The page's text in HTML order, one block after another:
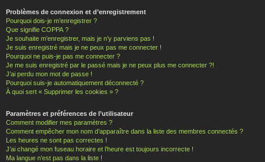
Problèmes de connexion et d’enregistrement
Pourquoi dois-je m’enregistrer ?
Que signifie COPPA ?
Je souhaite m’enregistrer, mais je n’y parviens pas !
Je suis enregistré mais je ne peux pas me connecter !
Pourquoi ne puis-je pas me connecter ?
Je me suis enregistré par le passé mais je ne peux plus me connecter ?!
J’ai perdu mon mot de passe !
Pourquoi suis-je automatiquement déconnecté ?
À quoi sert « Supprimer les cookies » ?
Paramètres et préférences de l’utilisateur
Comment modifier mes paramètres ?
Comment empêcher mon nom d’apparaître dans la liste des membres connectés ?
Les heures ne sont pas correctes !
J’ai changé mon fuseau horaire et l’heure est toujours incorrecte !
Ma langue n’est pas dans la liste !